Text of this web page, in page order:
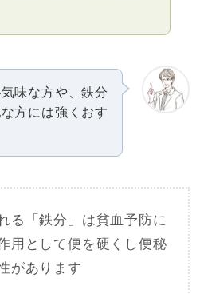
味な方や、鉄分
方には強くおす
る「鉄分」は貧血予防に
用として便を硬くし便秘
があります